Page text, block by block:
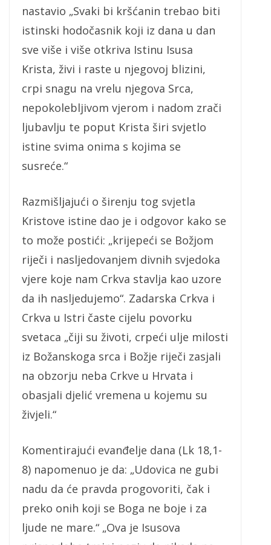
nastavio „Svaki bi kršćanin trebao biti
istinski hodočasnik koji iz dana u dan
sve više i više otkriva Istinu Isusa
Krista, živi i raste u njegovoj blizini,
crpi snagu na vrelu njegova Srca,
nepokolebljivom vjerom i nadom zrači
ljubavlju te poput Krista širi svjetlo
istine svima onima s kojima se
susreće.“
Razmišljajući o širenju tog svjetla
Kristove istine dao je i odgovor kako se
to može postići: „krijepeći se Božjom
riječi i nasljedovanjem divnih svjedoka
vjere koje nam Crkva stavlja kao uzore
da ih nasljedujemo“. Zadarska Crkva i
Crkva u Istri časte cijelu povorku
svetaca „čiji su životi, crpeći ulje milosti
iz Božanskoga srca i Božje riječi zasjali
na obzorju neba Crkve u Hrvata i
obasjali djelić vremena u kojemu su
živjeli.“
Komentirajući evanđelje dana (Lk 18,1-
8) napomenuo je da: „Udovica ne gubi
nadu da će pravda progovoriti, čak i
preko onih koji se Boga ne boje i za
ljude ne mare.“ „Ova je Isusova